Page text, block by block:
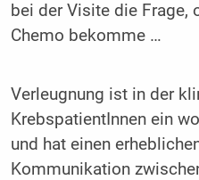
bei der Visite die Frage,
Chemo bekomme …
Verleugnung ist in der
KrebspatientInnen ein
und hat einen
Kommunikation